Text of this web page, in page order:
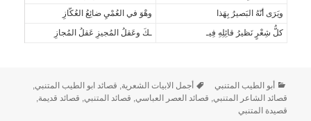
ويَرَى أنّهُ البَصيرُ بِهَذا
وهْوَ في العُمْيِ ضائِعُ العُكّازِ
كلُّ شِعْرٍ نَظيرُ قائِلِهِ فِيـ
ـكَ وعَقلُ المُجيزِ عَقلُ المُجازِ
أبو الطيب المتنبي أجمل الابيات الشعرية, قصائد ابو الطيب المتنبي,
قصائد الشاعر المتنبي, قصائد العصر العباسي, قصائد المتنبي, قصائد قديمة,
قصيدة المتنبي